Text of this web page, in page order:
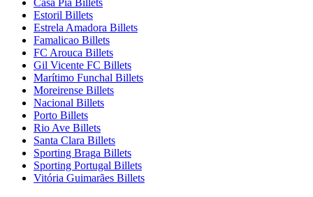
Estoril Billets
Estrela Amadora Billets
Famalicao Billets
FC Arouca Billets
Gil Vicente FC Billets
Marítimo Funchal Billets
Moreirense Billets
Nacional Billets
Porto Billets
Rio Ave Billets
Santa Clara Billets
Sporting Braga Billets
Sporting Portugal Billets
Vitória Guimarães Billets